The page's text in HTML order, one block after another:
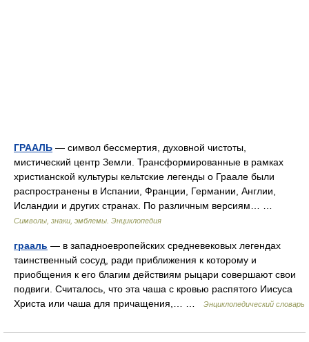
ГРААЛЬ — символ бессмертия, духовной чистоты,
мистический центр Земли. Трансформированные в рамках
христианской культуры кельтские легенды о Граале были
распространены в Испании, Франции, Германии, Англии,
Исландии и других странах. По различным версиям… …
Символы, знаки, эмблемы. Энциклопедия
грааль — в западноевропейских средневековых легендах
таинственный сосуд, ради приближения к которому и
приобщения к его благим действиям рыцари совершают свои
подвиги. Считалось, что эта чаша с кровью распятого Иисуса
Христа или чаша для причащения,… …
Энциклопедический словарь